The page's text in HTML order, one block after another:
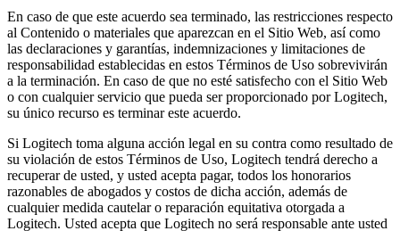
En caso de que este acuerdo sea terminado, las restricciones respecto
al Contenido o materiales que aparezcan en el Sitio Web, así como
las declaraciones y garantías, indemnizaciones y limitaciones de
responsabilidad establecidas en estos Términos de Uso sobrevivirán
a la terminación. En caso de que no esté satisfecho con el Sitio Web
o con cualquier servicio que pueda ser proporcionado por Logitech,
su único recurso es terminar este acuerdo.
Si Logitech toma alguna acción legal en su contra como resultado de
su violación de estos Términos de Uso, Logitech tendrá derecho a
recuperar de usted, y usted acepta pagar, todos los honorarios
razonables de abogados y costos de dicha acción, además de
cualquier medida cautelar o reparación equitativa otorgada a
Logitech. Usted acepta que Logitech no será responsable ante usted